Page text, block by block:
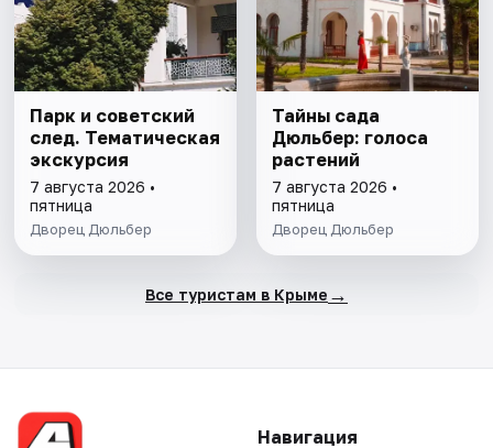
Парк и советский
след. Тематическая
экскурсия
7 августа 2026 •
пятница
Дворец Дюльбер
Тайны сада
Дюльбер: голоса
растений
7 августа 2026 •
пятница
Дворец Дюльбер
Все туристам в Крыме →
Навигация